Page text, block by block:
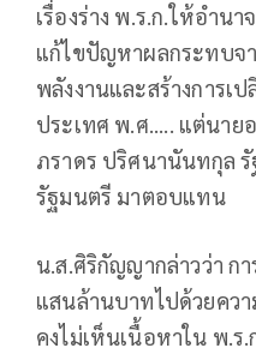
เรื่องร่าง พ.ร.ก.ให้อำนา
แก้ไขปัญหาผลกระทบจ
พลังงานและสร้างการเ
ประเทศ พ.ศ..... แต่นา
ภราดร ปริศนานันทกุล
รัฐมนตรี มาตอบแทน
น.ส.ศิริกัญญากล่าวว่า ก
แสนล้านบาทไปด้วยคว
คงไม่เห็นเนื้อหาใน พ.ร